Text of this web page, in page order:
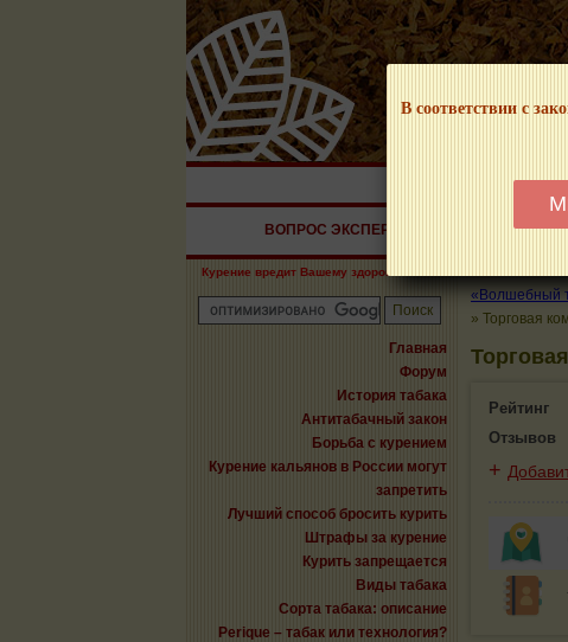
В соответствии с
НАШ ПОРТАЛ –
ВОПРОС ЭКСПЕРТУ
Курение вредит Вашему здоровью!
Главная
Форум
История табака
Антитабачный закон
Борьба с курением
Курение кальянов в России могут
запретить
Лучший способ бросить курить
Штрафы за курение
Курить запрещается
Виды табака
Сорта табака: описание
Perique – табак или технология?
«Волшебный
» Торговая
Рейтинг
Отзывов
+